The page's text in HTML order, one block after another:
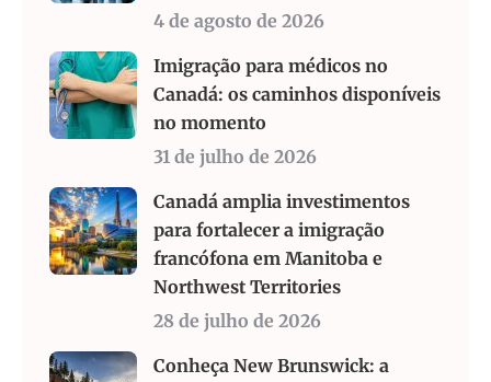
4 de agosto de 2026
Imigração para médicos no
Canadá: os caminhos disponíveis
no momento
31 de julho de 2026
Canadá amplia investimentos
para fortalecer a imigração
francófona em Manitoba e
Northwest Territories
28 de julho de 2026
Conheça New Brunswick: a